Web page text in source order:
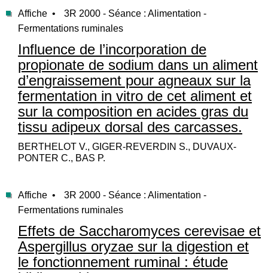
Affiche •
3R 2000 - Séance : Alimentation -
Fermentations ruminales
Influence de l’incorporation de
propionate de sodium dans un aliment
d’engraissement pour agneaux sur la
fermentation in vitro de cet aliment et
sur la composition en acides gras du
tissu adipeux dorsal des carcasses.
BERTHELOT V., GIGER-REVERDIN S., DUVAUX-
PONTER C., BAS P.
Affiche •
3R 2000 - Séance : Alimentation -
Fermentations ruminales
Effets de Saccharomyces cerevisae et
Aspergillus oryzae sur la digestion et
le fonctionnement ruminal : étude